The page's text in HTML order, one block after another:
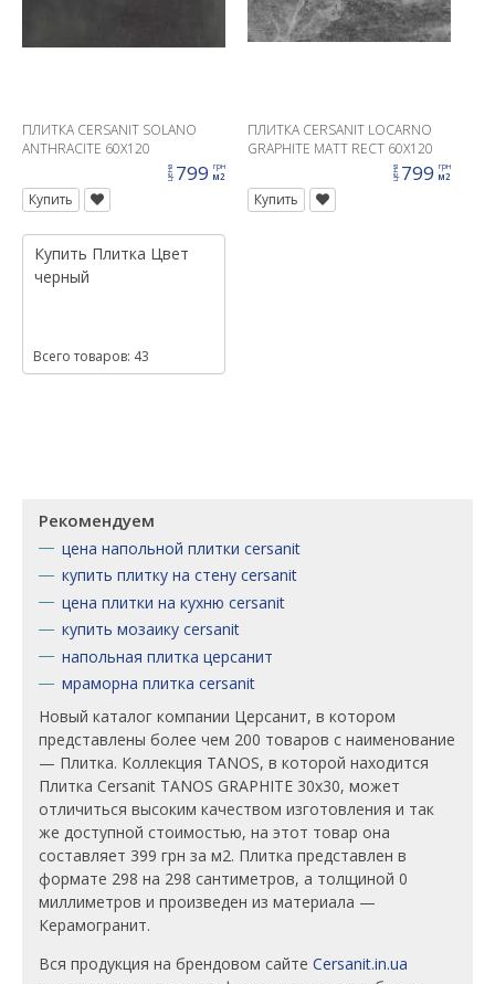
ПЛИТКА CERSANIT SOLANO
ANTHRACITE 60X120
цена799 грн
м2
Купить
ПЛИТКА CERSANIT LOCARNO
GRAPHITE MATT RECT 60X120
цена799 грн
м2
Купить
Купить Плитка Цвет
черный
Всего товаров: 43
Рекомендуем
цена напольной плитки cersanit
купить плитку на стену cersanit
цена плитки на кухню cersanit
купить мозаику cersanit
напольная плитка церсанит
мраморна плитка cersanit
Новый каталог компании Церсанит, в котором
представлены более чем 200 товаров с наименование
— Плитка. Коллекция TANOS, в которой находится
Плитка Cersanit TANOS GRAPHITE 30x30, может
отличиться высоким качеством изготовления и так
же доступной стоимостью, на этот товар она
составляет 399 грн за м2. Плитка представлен в
формате 298 на 298 сантиметров, а толщиной 0
миллиметров и произведен из материала —
Керамогранит.
Вся продукция на брендовом сайте Cersanit.in.ua